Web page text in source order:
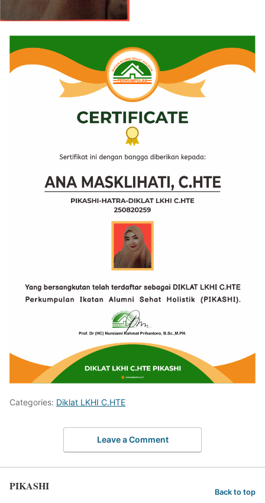
Categories: Diklat LKHI C.HTE
Leave a Comment
PIKASHI Back to top